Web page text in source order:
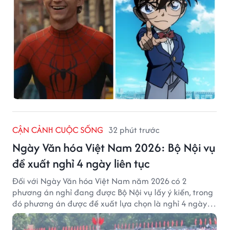
CẬN CẢNH CUỘC SỐNG 32 phút trước
Ngày Văn hóa Việt Nam 2026: Bộ Nội vụ
đề xuất nghỉ 4 ngày liên tục
Đối với Ngày Văn hóa Việt Nam năm 2026 có 2
phương án nghỉ đang được Bộ Nội vụ lấy ý kiến, trong
đó phương án được đề xuất lựa chọn là nghỉ 4 ngày
liên tục từ 21/11 đến 24/11, đồng thời hoán đổi 1 ngày
làm việc sang thứ Bảy (28/11).